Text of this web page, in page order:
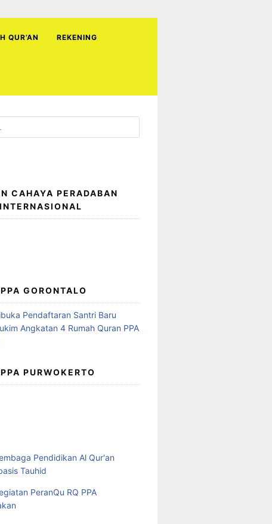
QUR’AN REKENING
CAHAYA PERADABAN
GORONTALO
PURWOKERTO